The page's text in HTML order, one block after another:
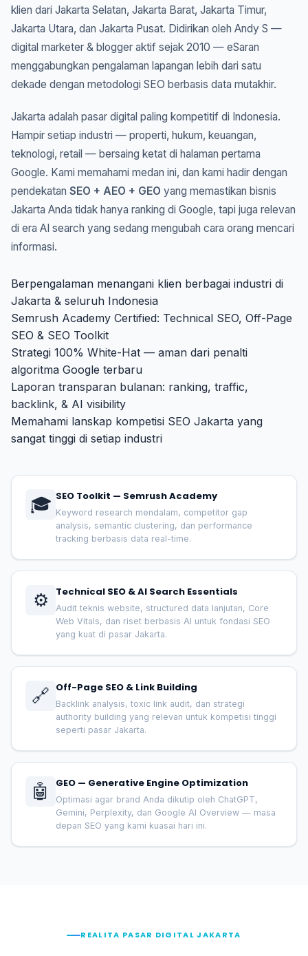
klien dari Jakarta Selatan, Jakarta Barat, Jakarta Timur,
Jakarta Utara, dan Jakarta Pusat. Didirikan oleh Andy S —
digital marketer & blogger aktif sejak 2010 — eSaran
menggabungkan pengalaman lapangan lebih dari satu
dekade dengan metodologi SEO berbasis data mutakhir.
Jakarta adalah pasar digital paling kompetitif di Indonesia.
Hampir setiap industri — properti, hukum, keuangan,
teknologi, retail — bersaing ketat di halaman pertama
Google. Kami memahami medan ini, dan kami hadir dengan
pendekatan SEO + AEO + GEO yang memastikan bisnis
Jakarta Anda tidak hanya ranking di Google, tapi juga relevan
di era AI search yang sedang mengubah cara orang mencari
informasi.
Berpengalaman menangani klien berbagai industri di
Jakarta & seluruh Indonesia
Semrush Academy Certified: Technical SEO, Off-Page
SEO & SEO Toolkit
Strategi 100% White-Hat — aman dari penalti
algoritma Google terbaru
Laporan transparan bulanan: ranking, traffic,
backlink, & AI visibility
Memahami lanskap kompetisi SEO Jakarta yang
sangat tinggi di setiap industri
🎓 SEO Toolkit — Semrush Academy
Keyword research mendalam, competitor gap
analysis, semantic clustering, dan performance
tracking berbasis data real-time.
⚙️ Technical SEO & AI Search Essentials
Audit teknis website, structured data lanjutan, Core
Web Vitals, dan riset berbasis AI untuk fondasi SEO
yang kuat di pasar Jakarta.
🔗 Off-Page SEO & Link Building
Backlink analysis, toxic link audit, dan strategi
authority building yang relevan untuk kompetisi tinggi
seperti pasar Jakarta.
🤖 GEO — Generative Engine Optimization
Optimasi agar brand Anda dikutip oleh ChatGPT,
Gemini, Perplexity, dan Google AI Overview — masa
depan SEO yang kami kuasai hari ini.
REALITA PASAR DIGITAL JAKARTA